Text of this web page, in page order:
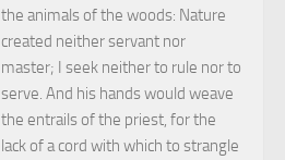
the animals of the woods: Nature
created neither servant nor
master; I seek neither to rule nor to
serve. And his hands would weave
the entrails of the priest, for the
lack of a cord with which to strangle